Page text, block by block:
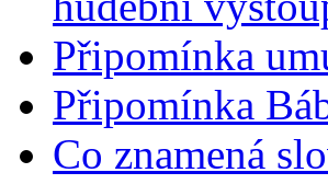
Připomínka
Připomínka
Co znamená